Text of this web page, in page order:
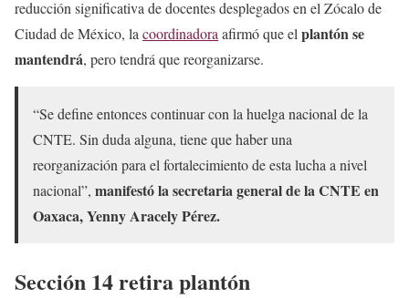
reducción significativa de docentes desplegados en el Zócalo de
Ciudad de México, la coordinadora afirmó que el plantón se
mantendrá, pero tendrá que reorganizarse.
“Se define entonces continuar con la huelga nacional de la
CNTE. Sin duda alguna, tiene que haber una
reorganización para el fortalecimiento de esta lucha a nivel
nacional”, manifestó la secretaria general de la CNTE en
Oaxaca, Yenny Aracely Pérez.
Sección 14 retira plantón